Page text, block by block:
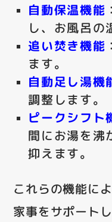
自動保温機能
し、お風呂の
追い焚き機能
ます。
自動足し湯機
調整します。
ピークシフト
間にお湯を沸
抑えます。
これらの機能に
家事をサポート